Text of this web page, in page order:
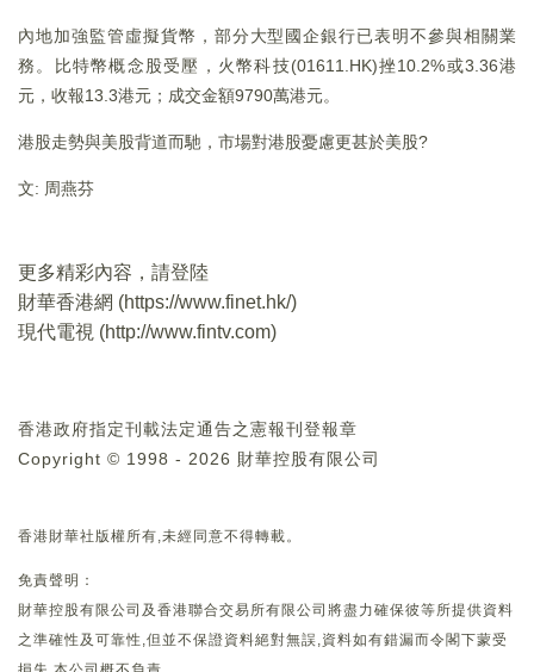
內地加強監管虛擬貨幣，部分大型國企銀行已表明不參與相關業
務。比特幣概念股受壓，火幣科技(01611.HK)挫10.2%或3.36港
元，收報13.3港元；成交金額9790萬港元。
港股走勢與美股背道而馳，市場對港股憂慮更甚於美股?
文: 周燕芬
更多精彩內容，請登陸
財華香港網 (https://www.finet.hk/)
現代電視 (http://www.fintv.com)
香港政府指定刊載法定通告之憲報刊登報章
Copyright © 1998 - 2026 財華控股有限公司
香港財華社版權所有,未經同意不得轉載。
免責聲明：
財華控股有限公司及香港聯合交易所有限公司將盡力確保彼等所提供資料
之準確性及可靠性,但並不保證資料絕對無誤,資料如有錯漏而令閣下蒙受